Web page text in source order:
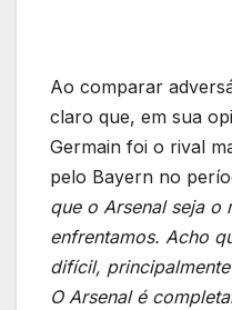
Ao comparar
claro que, em sua
Germain foi o rival
pelo Bayern no
que o Arsenal seja o
enfrentamos. Acho
difícil,
O Arsenal é